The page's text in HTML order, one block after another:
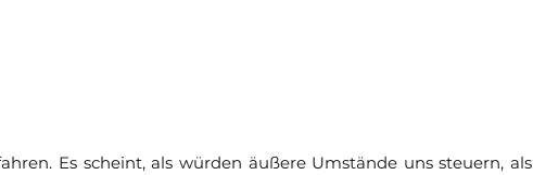
Es scheint, als würden äußere Umstände uns steuern, als